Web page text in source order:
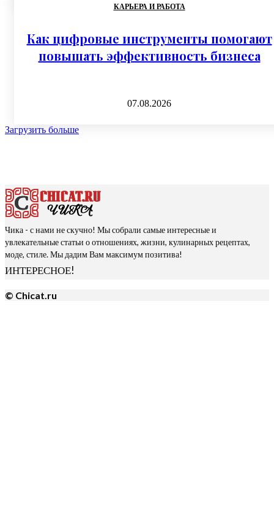
КАРЬЕРА И РАБОТА
Как цифровые инструменты помогают
повышать эффективность бизнеса
07.08.2026
Загрузить больше
Чика - с нами не скучно! Мы собрали самые интересные и
увлекательные статьи о отношениях, жизни, кулинарных рецептах,
моде, стиле. Мы дадим Вам максимум позитива!
ИНТЕРЕСНОЕ!
© Chicat.ru